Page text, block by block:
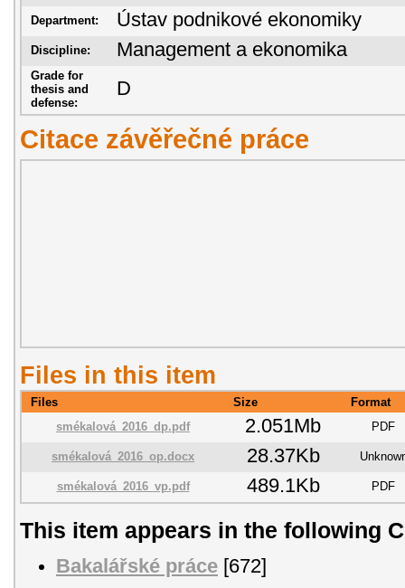
Department: Ústav podnikové ekonomiky
Discipline: Management a ekonomika
Grade for
thesis and
defense:
D
Citace závěřečné práce
Files in this item
Files Size
Format
smékalová_2016_dp.pdf
2.051Mb PDF
smékalová_2016_op.docx 28.37Kb
smékalová_2016_vp.pdf 489.1Kb PDF
This item appears in the following
Bakalářské práce [672]